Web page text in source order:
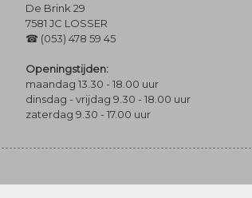
De Brink 29
7581 JC LOSSER
☎ (053) 478 59 45
Openingstijden:
maandag 13.30 - 18.00 uur
dinsdag - vrijdag 9.30 - 18.00 uur
zaterdag 9.30 - 17.00 uur